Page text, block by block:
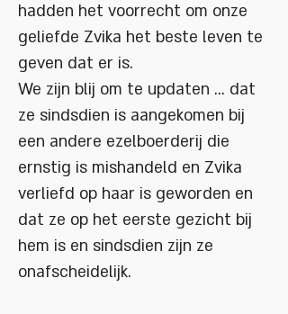
hadden het voorrecht om onze
geliefde Zvika het beste leven te
geven dat er is.
We zijn blij om te updaten ... dat
ze sindsdien is aangekomen bij
een andere ezelboerderij die
ernstig is mishandeld en Zvika
verliefd op haar is geworden en
dat ze op het eerste gezicht bij
hem is en sindsdien zijn ze
onafscheidelijk.